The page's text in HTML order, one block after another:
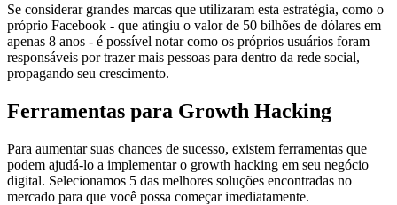
Se considerar grandes marcas que utilizaram esta estratégia, como o
próprio Facebook - que atingiu o valor de 50 bilhões de dólares em
apenas 8 anos - é possível notar como os próprios usuários foram
responsáveis por trazer mais pessoas para dentro da rede social,
propagando seu crescimento.
Ferramentas para Growth Hacking
Para aumentar suas chances de sucesso, existem ferramentas que
podem ajudá-lo a implementar o growth hacking em seu negócio
digital. Selecionamos 5 das melhores soluções encontradas no
mercado para que você possa começar imediatamente.